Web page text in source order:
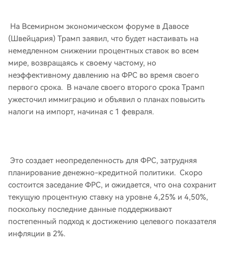
На Всемирном экономическом форуме в Давосе
(Швейцария) Трамп заявил, что будет настаивать на
немедленном снижении процентных ставок во всем
мире, возвращаясь к своему частому, но
неэффективному давлению на ФРС во время своего
первого срока. В начале своего второго срока Трамп
ужесточил иммиграцию и объявил о планах повысить
налоги на импорт, начиная с 1 февраля.
Это создает неопределенность для ФРС, затрудняя
планирование денежно-кредитной политики. Скоро
состоится заседание ФРС, и ожидается, что она сохранит
текущую процентную ставку на уровне 4,25% и 4,50%,
поскольку последние данные поддерживают
постепенный подход к достижению целевого показателя
инфляции в 2%.